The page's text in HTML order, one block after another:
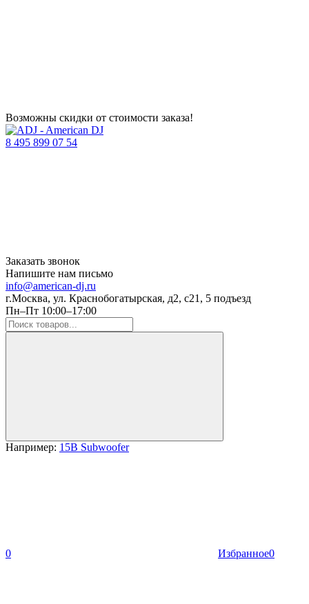
Возможны скидки от стоимости заказа!
8 495 899 07 54
Заказать звонок
Напишите нам письмо
info@american-dj.ru
г.Москва, ул. Краснобогатырская, д2, с21, 5 подъезд
Пн–Пт 10:00–17:00
Например: 15B Subwoofer
0 Избранное0